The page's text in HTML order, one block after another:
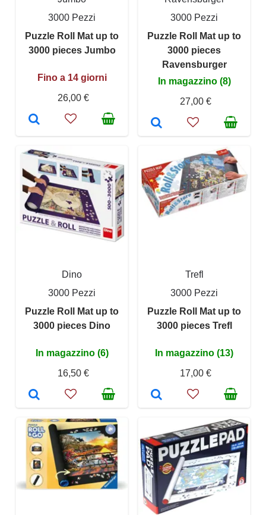
3000 Pezzi
Puzzle Roll Mat up to
3000 pieces Jumbo
Fino a 14 giorni
26,00 €
3000 Pezzi
Puzzle Roll Mat up to
3000 pieces
Ravensburger
In magazzino (8)
27,00 €
Dino
3000 Pezzi
Puzzle Roll Mat up to
3000 pieces Dino
In magazzino (6)
16,50 €
Trefl
3000 Pezzi
Puzzle Roll Mat up to
3000 pieces Trefl
In magazzino (13)
17,00 €